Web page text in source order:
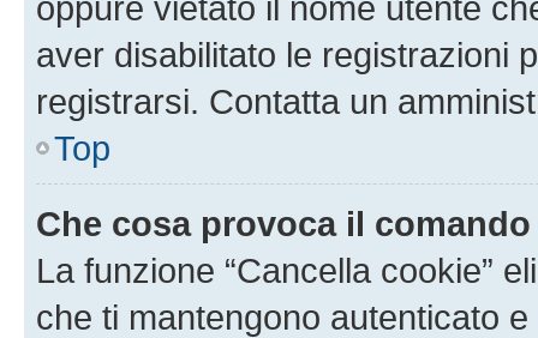
aver disabilitato le registrazioni
registrarsi. Contatta un
Top
Che cosa provoca il
La funzione “Cancella cookie”
che ti mantengono autenticato